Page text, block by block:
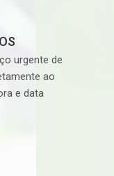
urgente de
ao
e data